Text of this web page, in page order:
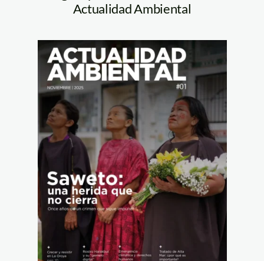
Actualidad Ambiental